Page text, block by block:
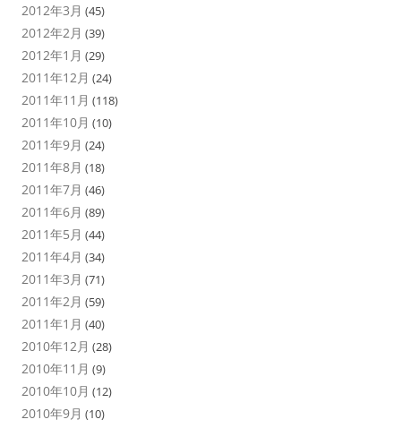
2012年3月 (45)
2012年2月 (39)
2012年1月 (29)
2011年12月 (24)
2011年11月 (118)
2011年10月 (10)
2011年9月 (24)
2011年8月 (18)
2011年7月 (46)
2011年6月 (89)
2011年5月 (44)
2011年4月 (34)
2011年3月 (71)
2011年2月 (59)
2011年1月 (40)
2010年12月 (28)
2010年11月 (9)
2010年10月 (12)
2010年9月 (10)